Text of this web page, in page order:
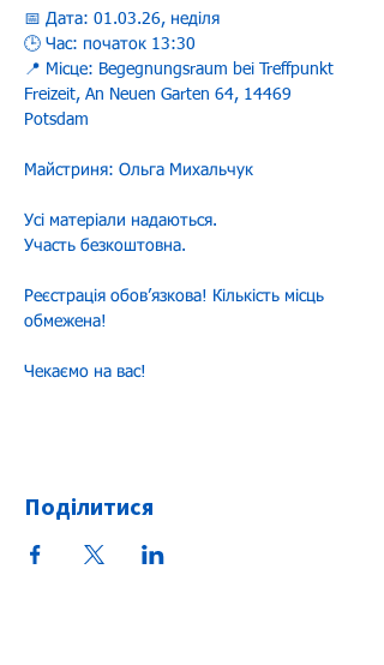
📅 Дата: 01.03.26, неділя
🕒 Час: початок 13:30
📍 Місце: Begegnungsraum bei Treffpunkt
Freizeit, An Neuen Garten 64, 14469
Potsdam
Майстриня: Ольга Михальчук
Усі матеріали надаються.
Участь безкоштовна.
Реєстрація обовʼязкова! Кількість місць
обмежена!
Чекаємо на вас!
Поділитися